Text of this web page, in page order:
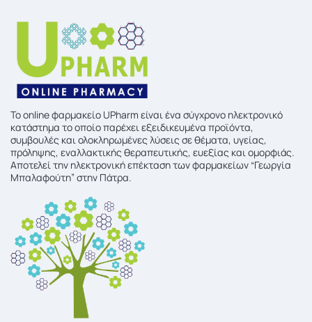
To online φαρμακείο UPharm είναι ένα σύγχρονο ηλεκτρονικό
κατάστημα το οποίο παρέχει εξειδικευμένα προϊόντα,
συμβουλές και ολοκληρωμένες λύσεις σε θέματα, υγείας,
πρόληψης, εναλλακτικής θεραπευτικής, ευεξίας και ομορφιάς.
Αποτελεί την ηλεκτρονική επέκταση των φαρμακείων “Γεωργία
Μπαλαφούτη” στην Πάτρα.